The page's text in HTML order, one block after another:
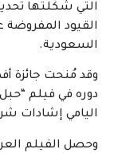
التي شكّلتها
القيود المفروضة
السعودية.
وقد مُنحت جائزة
دوره في فيلم
اليامي إشادات
وحصل الفيلم